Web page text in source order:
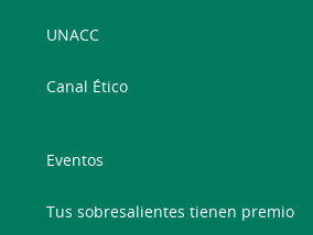
UNACC
Canal Ético
Eventos
Tus sobresalientes tienen premio